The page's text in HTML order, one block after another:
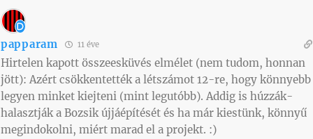
papparam 11 éve
Hirtelen kapott összeesküvés elmélet (nem tudom, honnan
jött): Azért csökkentették a létszámot 12-re, hogy könnyebb
legyen minket kiejteni (mint legutóbb). Addig is húzzák-
halasztják a Bozsik újjáépítését és ha már kiestünk, könnyű
megindokolni, miért marad el a projekt. :)